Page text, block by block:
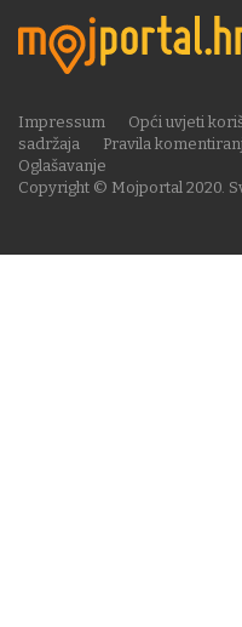
Copyright © Mojportal 2020.
Impressum Opći uvjeti
sadržaja
Pravila
Oglašavanje